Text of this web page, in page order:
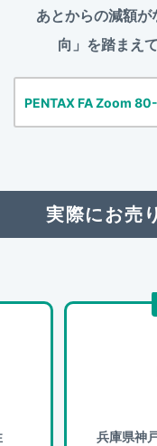
あとからの減額
向」を踏まえて
PENTAX FA Zoom
実際にお売
兵庫県神